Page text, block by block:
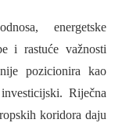
energetske
i rastuće važnosti
pozicionira kao
Riječna
koridora daju